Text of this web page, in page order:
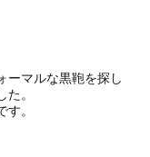
ーマルな黒鞄を探し
。
。